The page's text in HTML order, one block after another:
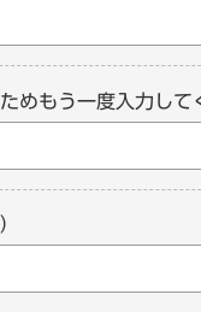
めもう一度入力して
）